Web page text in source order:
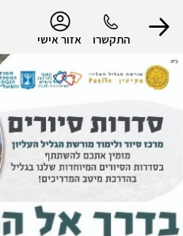
התקשרו אזור אישי